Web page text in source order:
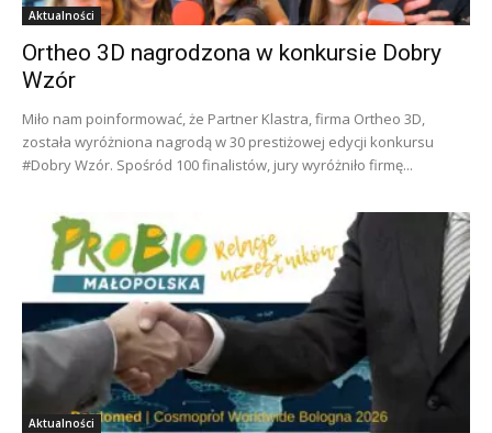
Aktualności
Ortheo 3D nagrodzona w konkursie Dobry
Wzór
Miło nam poinformować, że Partner Klastra, firma Ortheo 3D,
została wyróżniona nagrodą w 30 prestiżowej edycji konkursu
#Dobry Wzór. Spośród 100 finalistów, jury wyróżniło firmę...
Aktualności